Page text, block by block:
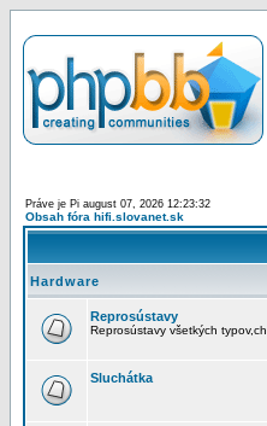
Práve je Pi august 07, 2026 12:23:32
Obsah fóra hifi.slovanet.sk
Hardware
Reprosústavy
Reprosústavy všetkých
Sluchátka